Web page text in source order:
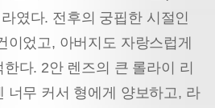
였다. 전후의 궁핍한 시절인
이었고, 아버지도 자랑스럽게
다. 2안 렌즈의 큰 롤라이 리
너무 커서 형에게 양보하고, 라